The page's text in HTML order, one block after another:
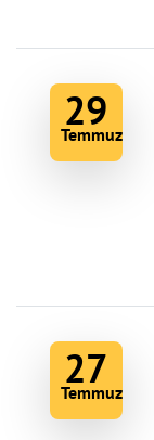
29
Temmuz
27
Temmuz